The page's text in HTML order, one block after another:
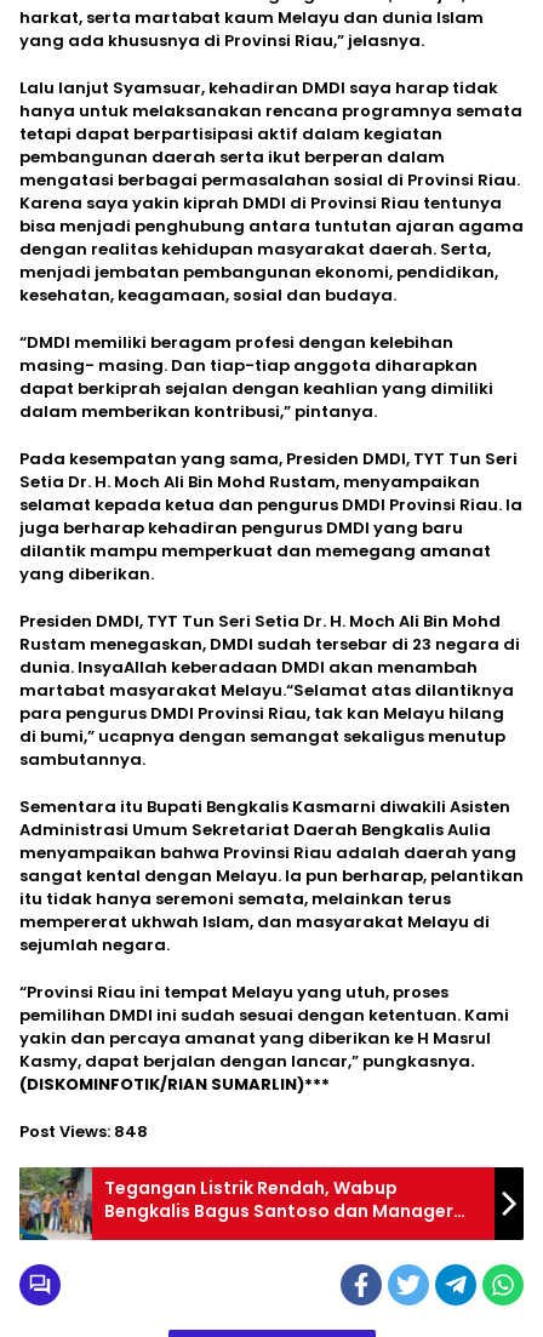
harkat, serta martabat kaum Melayu dan dunia Islam
yang ada khususnya di Provinsi Riau,” jelasnya.
Lalu lanjut Syamsuar, kehadiran DMDI saya harap tidak
hanya untuk melaksanakan rencana programnya semata
tetapi dapat berpartisipasi aktif dalam kegiatan
pembangunan daerah serta ikut berperan dalam
mengatasi berbagai permasalahan sosial di Provinsi Riau.
Karena saya yakin kiprah DMDI di Provinsi Riau tentunya
bisa menjadi penghubung antara tuntutan ajaran agama
dengan realitas kehidupan masyarakat daerah. Serta,
menjadi jembatan pembangunan ekonomi, pendidikan,
kesehatan, keagamaan, sosial dan budaya.
“DMDI memiliki beragam profesi dengan kelebihan
masing- masing. Dan tiap-tiap anggota diharapkan
dapat berkiprah sejalan dengan keahlian yang dimiliki
dalam memberikan kontribusi,” pintanya.
Pada kesempatan yang sama, Presiden DMDI, TYT Tun Seri
Setia Dr. H. Moch Ali Bin Mohd Rustam, menyampaikan
selamat kepada ketua dan pengurus DMDI Provinsi Riau. Ia
juga berharap kehadiran pengurus DMDI yang baru
dilantik mampu memperkuat dan memegang amanat
yang diberikan.
Presiden DMDI, TYT Tun Seri Setia Dr. H. Moch Ali Bin Mohd
Rustam menegaskan, DMDI sudah tersebar di 23 negara di
dunia. InsyaAllah keberadaan DMDI akan menambah
martabat masyarakat Melayu.“Selamat atas dilantiknya
para pengurus DMDI Provinsi Riau, tak kan Melayu hilang
di bumi,” ucapnya dengan semangat sekaligus menutup
sambutannya.
Sementara itu Bupati Bengkalis Kasmarni diwakili Asisten
Administrasi Umum Sekretariat Daerah Bengkalis Aulia
menyampaikan bahwa Provinsi Riau adalah daerah yang
sangat kental dengan Melayu. Ia pun berharap, pelantikan
itu tidak hanya seremoni semata, melainkan terus
mempererat ukhwah Islam, dan masyarakat Melayu di
sejumlah negara.
“Provinsi Riau ini tempat Melayu yang utuh, proses
pemilihan DMDI ini sudah sesuai dengan ketentuan. Kami
yakin dan percaya amanat yang diberikan ke H Masrul
Kasmy, dapat berjalan dengan lancar,” pungkasnya.
(DISKOMINFOTIK/RIAN SUMARLIN)***
Post Views: 848
Tegangan Listrik Rendah, Wabup
Bengkalis Bagus Santoso dan Manager
PLN Datangi Warga Desa Pasiran